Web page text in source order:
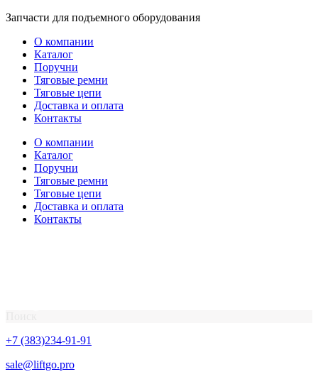
Перейти
содержимому
Запчасти для подъемного оборудования
О компании
Каталог
Поручни
Тяговые ремни
Тяговые цепи
Доставка и оплата
Контакты
О компании
Каталог
Поручни
Тяговые ремни
Тяговые цепи
Доставка и оплата
Контакты
+7 (383)234-91-91
sale@liftgo.pro